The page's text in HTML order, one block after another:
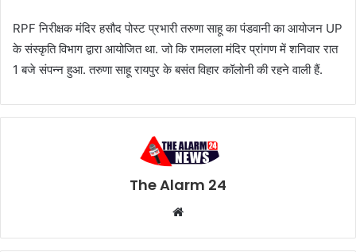
RPF निरीक्षक मंदिर हसौद पोस्ट प्रभारी तरुणा साहू का पंडवानी का आयोजन UP
के संस्कृति विभाग द्वारा आयोजित था. जो कि रामलला मंदिर प्रांगण में शनिवार रात
1 बजे संपन्न हुआ. तरुणा साहू रायपुर के बसंत विहार कॉलोनी की रहने वाली हैं.
The Alarm 24
Website